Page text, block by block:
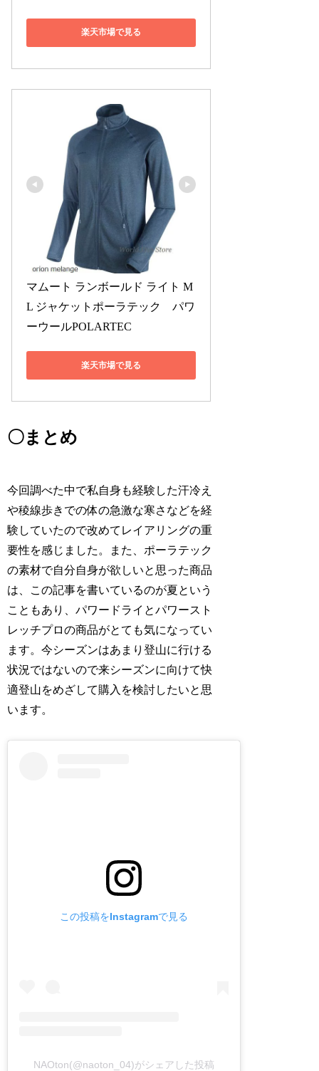
楽天市場で見る
マムート ランボールド ライト M
L ジャケットポーラテック　パワ
ーウールPOLARTEC
楽天市場で見る
〇まとめ
今回調べた中で私自身も経験した汗冷え
や稜線歩きでの体の急激な寒さなどを経
験していたので改めてレイアリングの重
要性を感じました。また、ポーラテック
の素材で自分自身が欲しいと思った商品
は、この記事を書いているのが夏という
こともあり、パワードライとパワースト
レッチプロの商品がとても気になってい
ます。今シーズンはあまり登山に行ける
状況ではないので来シーズンに向けて快
適登山をめざして購入を検討したいと思
います。
この投稿をInstagramで見る
NAOton(@naoton_04)がシェアした投稿